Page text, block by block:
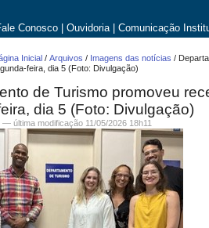
Conosco Ouvidoria Comunicação
Inicial /Arquivos / Imagens das notícias /
feira, dia 5 (Foto: Divulgação)
de Turismo promoveu
dia 5 (Foto: Divulgação)
—última modificação 11/05/2026 18h11